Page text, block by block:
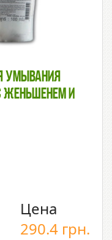
Умывания
Женьшенем И
Цена
290.4 грн.